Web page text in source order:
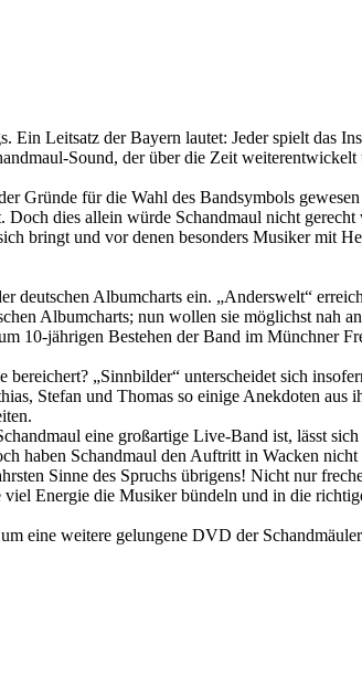
Leitsatz der Bayern lautet: Jeder spielt das
Sound, der über die Zeit
Gründe für die Wahl des Bandsymbols
dies allein würde Schandmaul nicht
bringt und vor denen besonders Musiker mit
deutschen Albumcharts ein. „Anderswelt“
Albumcharts; nun wollen sie möglichst nah
10-jährigen Bestehen der Band im Münchner
„Sinnbilder“ unterscheidet sich
Stefan und Thomas so einige Anekdoten aus
eine großartige Live-Band ist, lässt sich
haben Schandmaul den Auftritt in Wacken
Sinne des Spruchs übrigens! Nicht nur
Energie die Musiker bündeln und in die
eine weitere gelungene DVD der